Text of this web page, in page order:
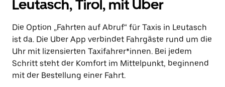
Kalender
zu
und
ein
Datum
auszuwählen.
Drücke
die
Leutasch, Tirol, mit Uber
Die Option „Fahrten auf Abruf“ für Taxis in Leutasch
ist da. Die Uber App verbindet Fahrgäste rund um die
Uhr mit lizensierten Taxifahrer*innen. Bei jedem
Schritt steht der Komfort im Mittelpunkt, beginnend
mit der Bestellung einer Fahrt.